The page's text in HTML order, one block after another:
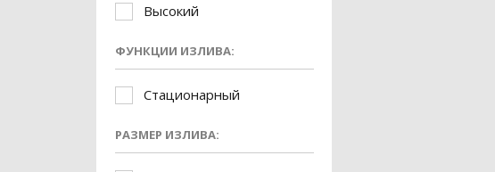
Высокий
ФУНКЦИИ ИЗЛИВА:
Стационарный
РАЗМЕР ИЗЛИВА: